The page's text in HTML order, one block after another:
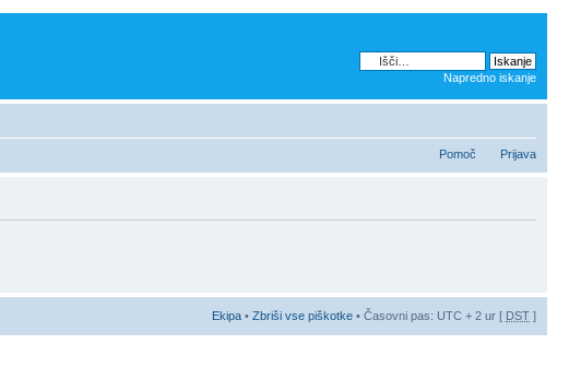
Napredno iskanje
Pomoč Prijava
Ekipa • Zbriši vse piškotke • Časovni pas: UTC + 2 ur [ DST ]